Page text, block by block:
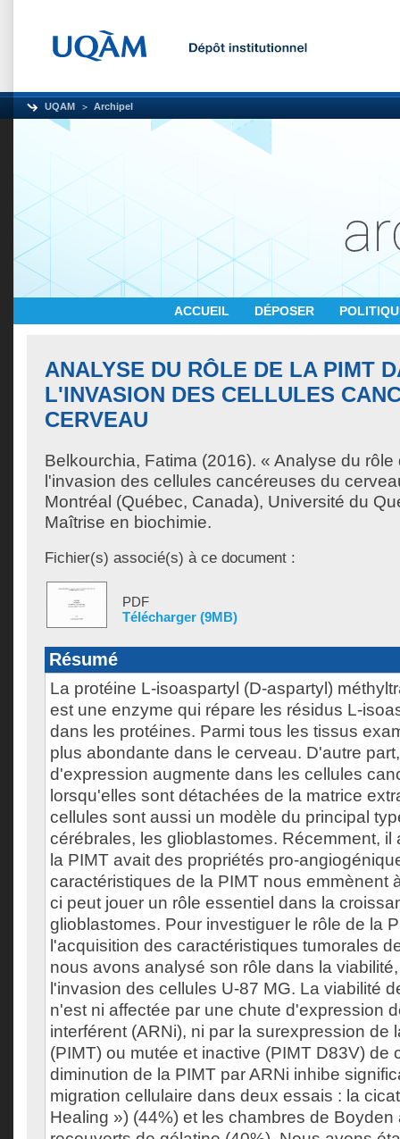
UQAM Archipel
ACCUEIL DÉPOSER
ANALYSE DU RÔLE DE LA PIMT
L'INVASION DES CELLULES
CERVEAU
Belkourchia, Fatima (2016). « Analyse du
l'invasion des cellules cancéreuses du
Montréal (Québec, Canada), Université du
Maîtrise en biochimie.
Fichier(s) associé(s) à ce document :
PDF
Télécharger (9MB)
Résumé
La protéine L-isoaspartyl (D-aspartyl)
est une enzyme qui répare les résidus L-
dans les protéines. Parmi tous les tissus
plus abondante dans le cerveau. D'autre
d'expression augmente dans les cellules
lorsqu'elles sont détachées de la matrice
cellules sont aussi un modèle du principal
cérébrales, les glioblastomes. Récemment, il
la PIMT avait des propriétés pro-
caractéristiques de la PIMT nous emmènent
ci peut jouer un rôle essentiel dans la
glioblastomes. Pour investiguer le rôle de la
l'acquisition des caractéristiques tumorales
nous avons analysé son rôle dans la
l'invasion des cellules U-87 MG. La viabilité
n'est ni affectée par une chute d'expression
interférent (ARNi), ni par la surexpression de
(PIMT) ou mutée et inactive (PIMT D83V) de
diminution de la PIMT par ARNi inhibe
migration cellulaire dans deux essais : la
Healing ») (44%) et les chambres de Boyden